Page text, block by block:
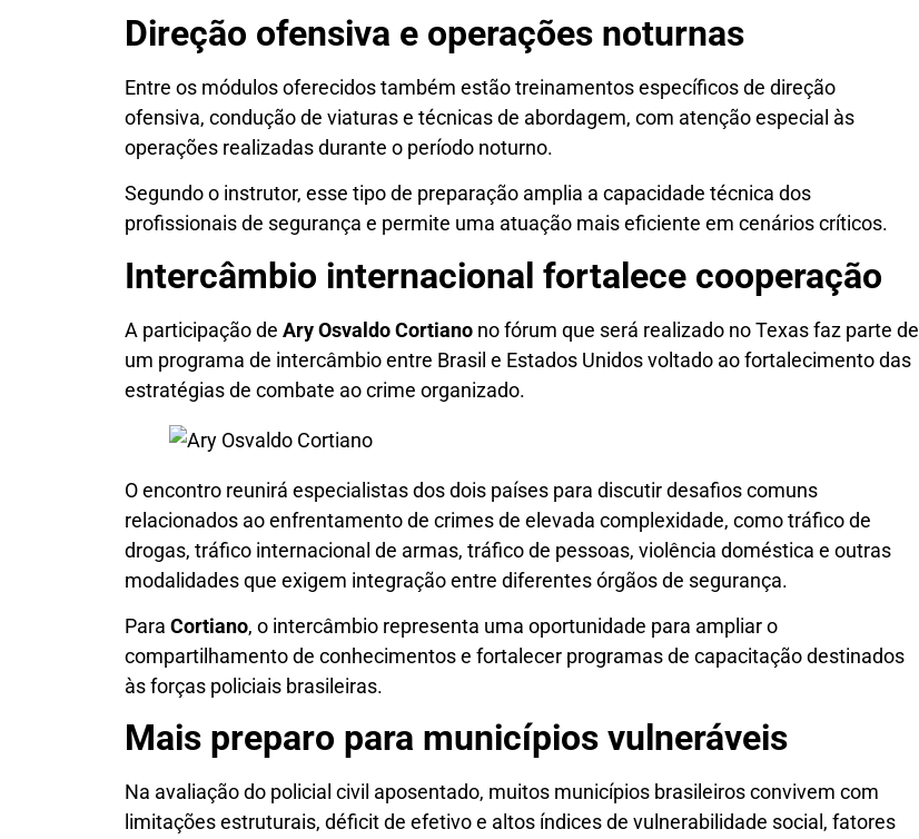
Direção ofensiva e operações noturnas
Entre os módulos oferecidos também estão treinamentos específicos de direção
ofensiva, condução de viaturas e técnicas de abordagem, com atenção especial às
operações realizadas durante o período noturno.
Segundo o instrutor, esse tipo de preparação amplia a capacidade técnica dos
profissionais de segurança e permite uma atuação mais eficiente em cenários críticos.
Intercâmbio internacional fortalece cooperação
A participação de Ary Osvaldo Cortiano no fórum que será realizado no Texas faz parte de
um programa de intercâmbio entre Brasil e Estados Unidos voltado ao fortalecimento das
estratégias de combate ao crime organizado.
O encontro reunirá especialistas dos dois países para discutir desafios comuns
relacionados ao enfrentamento de crimes de elevada complexidade, como tráfico de
drogas, tráfico internacional de armas, tráfico de pessoas, violência doméstica e outras
modalidades que exigem integração entre diferentes órgãos de segurança.
Para Cortiano, o intercâmbio representa uma oportunidade para ampliar o
compartilhamento de conhecimentos e fortalecer programas de capacitação destinados
às forças policiais brasileiras.
Mais preparo para municípios vulneráveis
Na avaliação do policial civil aposentado, muitos municípios brasileiros convivem com
limitações estruturais, déficit de efetivo e altos índices de vulnerabilidade social, fatores